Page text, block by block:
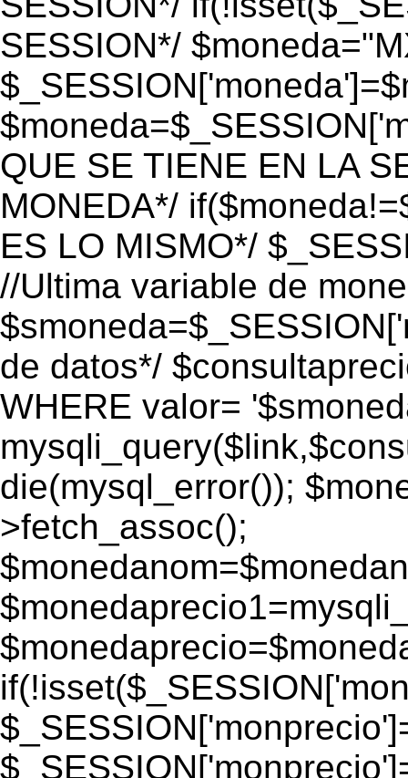
SESSION*/
QUE SE TIENE EN LA
MONEDA*/
ES LO MISMO*/
//Ultima variable de
de datos*/
WHERE valor=
die(mysql_error());
>fetch_assoc();